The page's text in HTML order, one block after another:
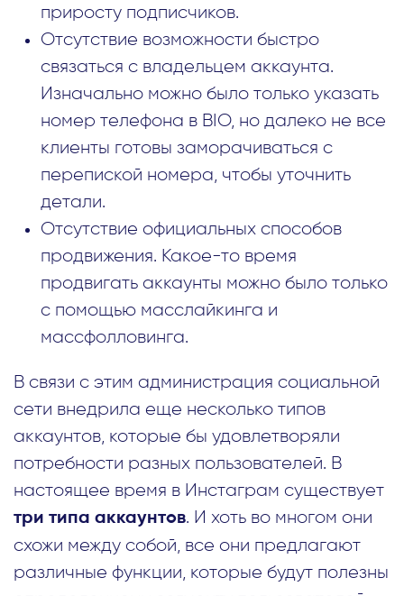
приросту подписчиков.
Отсутствие возможности быстро
связаться с владельцем аккаунта.
Изначально можно было только указать
номер телефона в BIO, но далеко не все
клиенты готовы заморачиваться с
перепиской номера, чтобы уточнить
детали.
Отсутствие официальных способов
продвижения. Какое-то время
продвигать аккаунты можно было только
с помощью масслайкинга и
массфолловинга.
В связи с этим администрация социальной
сети внедрила еще несколько типов
аккаунтов, которые бы удовлетворяли
потребности разных пользователей. В
настоящее время в Инстаграм существует
три типа аккаунтов. И хоть во многом они
схожи между собой, все они предлагают
различные функции, которые будут полезны